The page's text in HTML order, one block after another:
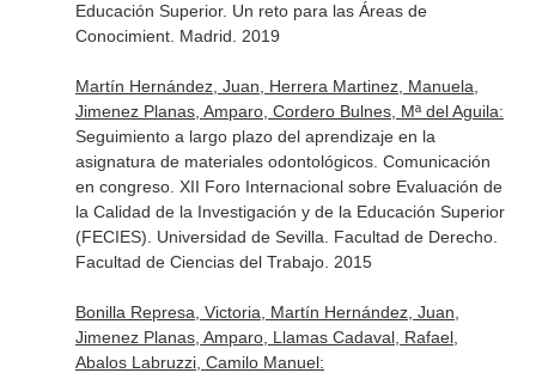
Educación Superior. Un reto para las Áreas de
Conocimient. Madrid. 2019
Martín Hernández, Juan, Herrera Martinez, Manuela,
Jimenez Planas, Amparo, Cordero Bulnes, Mª del Aguila:
Seguimiento a largo plazo del aprendizaje en la
asignatura de materiales odontológicos. Comunicación
en congreso. XII Foro Internacional sobre Evaluación de
la Calidad de la Investigación y de la Educación Superior
(FECIES). Universidad de Sevilla. Facultad de Derecho.
Facultad de Ciencias del Trabajo. 2015
Bonilla Represa, Victoria, Martín Hernández, Juan,
Jimenez Planas, Amparo, Llamas Cadaval, Rafael,
Abalos Labruzzi, Camilo Manuel: